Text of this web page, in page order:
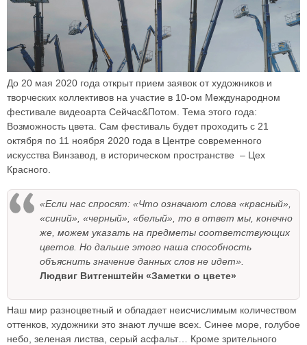
До 20 мая 2020 года открыт прием заявок от художников и
творческих коллективов на участие в 10-ом Международном
фестивале видеоарта Сейчас&Потом. Тема этого года:
Возможность цвета. Сам фестиваль будет проходить с 21
октября по 11 ноября 2020 года в Центре современного
искусства Винзавод, в историческом пространстве – Цех
Красного.
«Если нас спросят: «Что означают слова «красный»,
«синий», «черный», «белый», то в ответ мы, конечно
же, можем указать на предметы соответствующих
цветов. Но дальше этого наша способность
объяснить значение данных слов не идет».
Людвиг Витгенштейн «Заметки о цвете»
Наш мир разноцветный и обладает неисчислимым количеством
оттенков, художники это знают лучше всех. Синее море, голубое
небо, зеленая листва, серый асфальт… Кроме зрительного